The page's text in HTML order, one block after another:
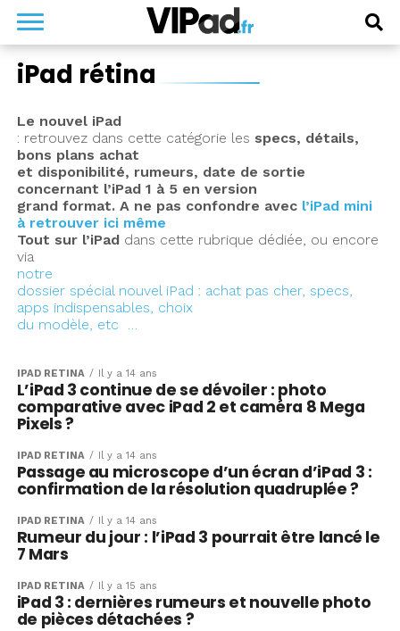
iPad rétina
Le nouvel iPad
: retrouvez dans cette catégorie les specs, détails,
bons plans achat
et disponibilité, rumeurs, date de sortie
concernant l’iPad 1 à 5 en version
grand format. A ne pas confondre avec l’iPad mini
à retrouver ici même
Tout sur l’iPaddans cette rubrique dédiée, ou encore
via
notre
dossier spécial nouvel iPad : achat pas cher, specs,
apps indispensables, choix
du modèle, etc …
IPAD RÉTINA Il y a 14 ans
L’iPad 3 continue de se dévoiler : photo
comparative avec iPad 2 et caméra 8 Mega
Pixels ?
IPAD RÉTINA Il y a 14 ans
Passage au microscope d’un écran d’iPad 3 :
confirmation de la résolution quadruplée ?
IPAD RÉTINA Il y a 14 ans
Rumeur du jour : l’iPad 3 pourrait être lancé le
7 Mars
IPAD RÉTINA Il y a 15 ans
iPad 3 : dernières rumeurs et nouvelle photo
de pièces détachées ?